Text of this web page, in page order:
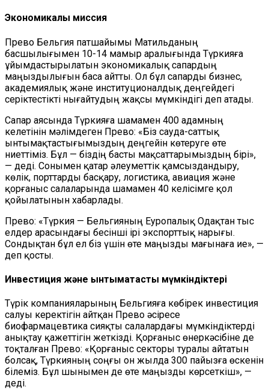
Экономикалық миссия
Прево Бельгия патшайымы Матильданың
басшылығымен 10-14 мамыр аралығында Түркияға
ұйымдастырылатын экономикалық сапардың
маңыздылығын баса айтты. Ол бұл сапарды бизнес,
академиялық және институционалдық деңгейдегі
серіктестікті нығайтудың жақсы мүмкіндігі деп атады.
Сапар аясында Түркияға шамамен 400 адамның
келетінін мәлімдеген Прево: «Біз сауда-саттық
ынтымақтастығымыздың деңгейін көтеруге өте
ниеттіміз. Бұл — біздің басты мақсаттарымыздың бірі»,
— деді. Сонымен қатар әлеуметтік қамсыздандыру,
көлік, порттарды басқару, логистика, авиация және
қорғаныс салаларында шамамен 40 келісімге қол
қойылатынын хабарлады.
Прево: «Түркия — Бельгияның Еуропалық Одақтан тыс
елдер арасындағы бесінші ірі экспорттық нарығы.
Сондықтан бұл ел біз үшін өте маңызды мағынаға ие», —
деп қосты.
Инвестиция және ынтымақтастық мүмкіндіктері
Түрік компанияларының Бельгияға көбірек инвестиция
салуы керектігін айтқан Прево әсіресе
биофармацевтика сияқты салалардағы мүмкіндіктерді
анықтау қажеттігін жеткізді. Қорғаныс өнеркәсібіне де
тоқталған Прево: «Қорғаныс секторы туралы айтатын
болсақ, Түркияның соңғы он жылда 300 пайызға өскенін
білеміз. Бұл шынымен де өте маңызды көрсеткіш», —
деді.